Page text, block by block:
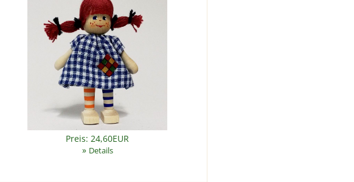
Preis: 24,60EUR
» Details